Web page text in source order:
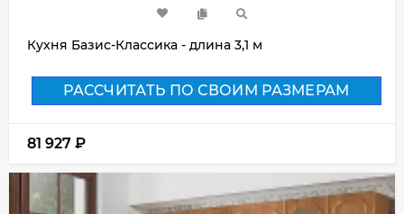
Кухня Базис-Классика - длина 3,1 м
РАССЧИТАТЬ ПО СВОИМ РАЗМЕРАМ
81 927 ₽